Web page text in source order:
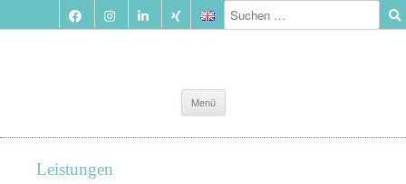
Menü
Inhalt
springen
Leistungen